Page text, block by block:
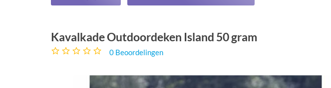
Kavalkade Outdoordeken Island 50 gram
0 Beoordelingen